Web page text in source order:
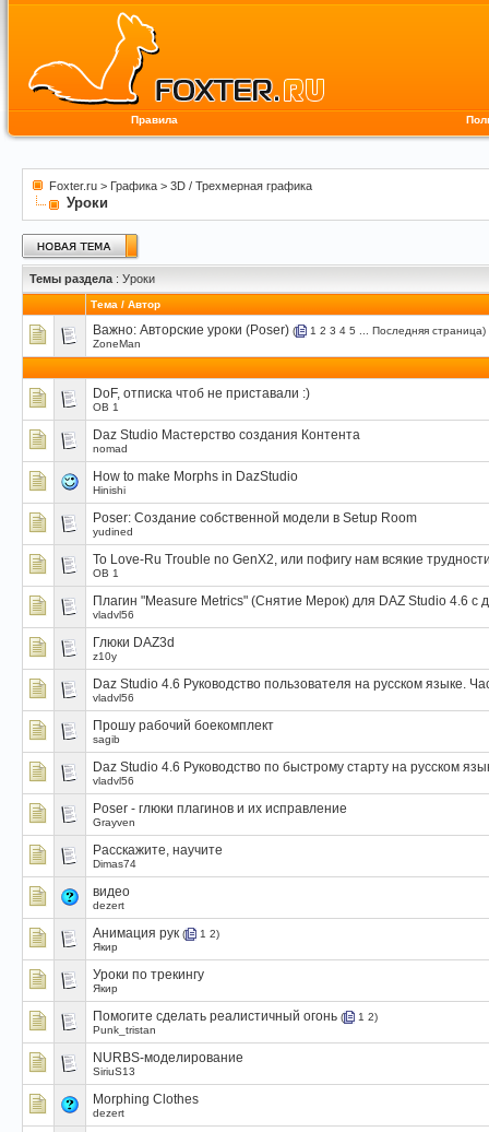
Правила
Foxter.ru > Графика > 3D / Трехмерная графика
Уроки
Темы раздела : Уроки
Тема / Автор
Важно: Авторские уроки (Poser) ( 1 2 3 4 5 Последняя страница)
ZoneMan
DoF, отписка чтоб не приставали :)
OB 1
Daz Studio Мастерство создания Контента
nomad
How to make Morphs in DazStudio
Hinishi
Poser: Создание собственной модели в Setup Room
yudined
To Love-Ru Trouble no GenX2, или пофигу нам всякие
OB 1
Плагин "Measure Metrics" (Снятие Мерок) для DAZ Studio 4.6 с
vladvl56
Глюки DAZ3d
z10y
Daz Studio 4.6 Руководство пользователя на русском языке.
vladvl56
Прошу рабочий боекомплект
sagib
Daz Studio 4.6 Руководство по быстрому старту на русском
vladvl56
Poser - глюки плагинов и их исправление
Grayven
Расскажите, научите
Dimas74
видео
dezert
Анимация рук ( 1 2)
Якир
Уроки по трекингу
Якир
Помогите сделать реалистичный огонь ( 1 2)
Punk_tristan
NURBS-моделирование
SiriuS13
Morphing Clothes
dezert